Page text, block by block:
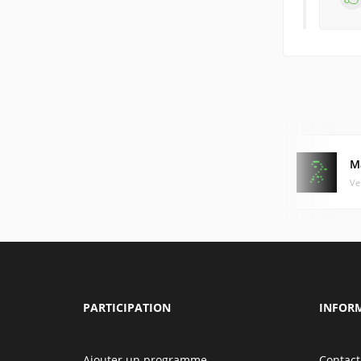
PARTICIPATION